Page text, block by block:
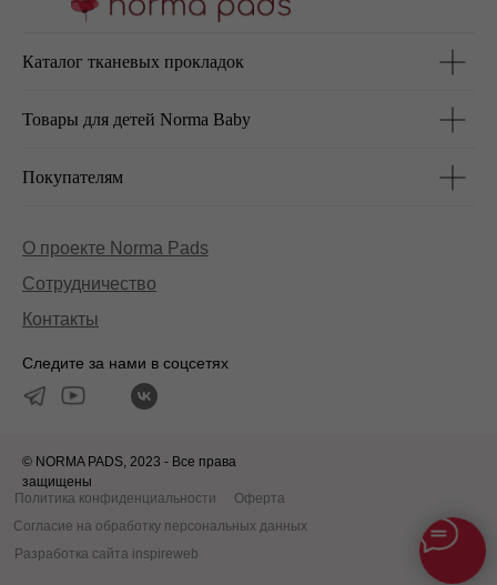
Каталог тканевых прокладок
Товары для детей Norma Baby
Покупателям
© NORMA PADS, 2023 - Все права
защищены
Оферта
Политика конфиденциальности
Согласие на обработку персональных данных
Разработка сайта inspireweb
Сотрудничество
О проекте Norma Pads
Контакты
Следите за нами в соцсетях